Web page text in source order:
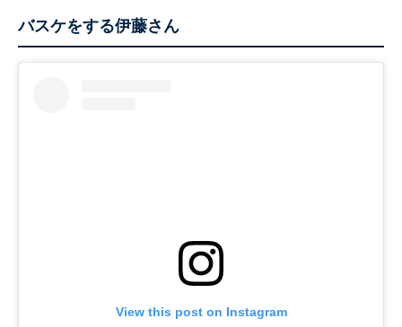
バスケをする伊藤さん
View this post on Instagram